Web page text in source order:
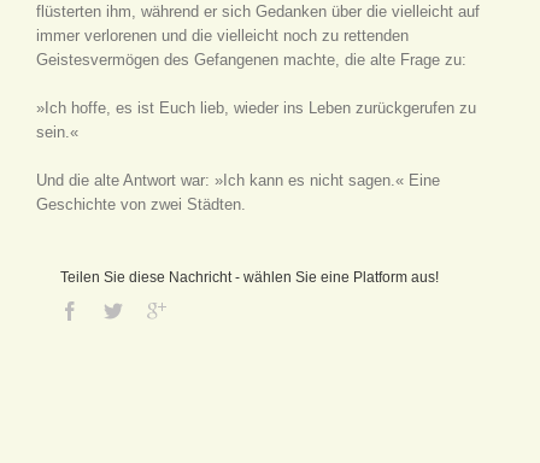
flüsterten ihm, während er sich Gedanken über die vielleicht auf
immer verlorenen und die vielleicht noch zu rettenden
Geistesvermögen des Gefangenen machte, die alte Frage zu:
»Ich hoffe, es ist Euch lieb, wieder ins Leben zurückgerufen zu
sein.«
Und die alte Antwort war: »Ich kann es nicht sagen.« Eine
Geschichte von zwei Städten.
Teilen Sie diese Nachricht - wählen Sie eine Platform aus!